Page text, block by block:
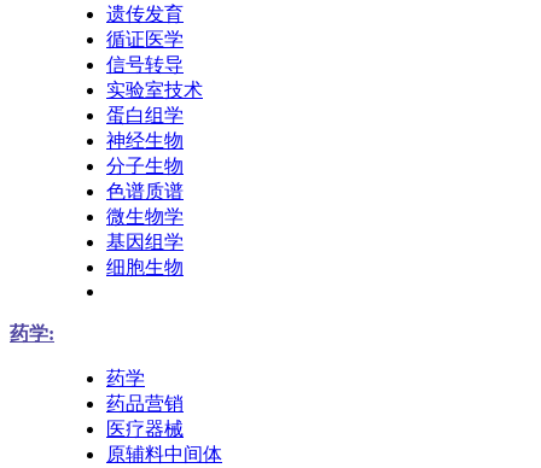
遗传发育
循证医学
信号转导
实验室技术
蛋白组学
神经生物
分子生物
色谱质谱
微生物学
基因组学
细胞生物
药学:
药学
药品营销
医疗器械
原辅料中间体